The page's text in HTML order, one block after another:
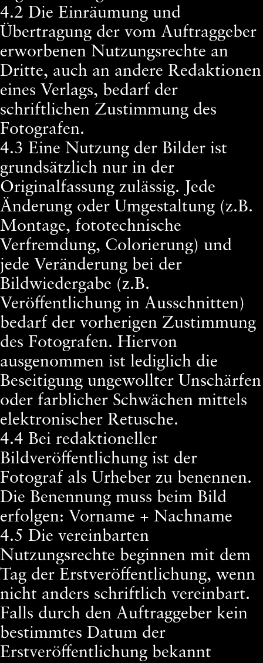
4.2 Die Einräumung und
Übertragung der vom Auftraggeber
erworbenen Nutzungsrechte an
Dritte, auch an andere Redaktionen
eines Verlags, bedarf der
schriftlichen Zustimmung des
Fotografen.
4.3 Eine Nutzung der Bilder ist
grundsätzlich nur in der
Originalfassung zulässig. Jede
Änderung oder Umgestaltung (z.B.
Montage, fototechnische
Verfremdung, Colorierung) und
jede Veränderung bei der
Bildwiedergabe (z.B.
Veröffentlichung in Ausschnitten)
bedarf der vorherigen Zustimmung
des Fotografen. Hiervon
ausgenommen ist lediglich die
Beseitigung ungewollter Unschärfen
oder farblicher Schwächen mittels
elektronischer Retusche.
4.4 Bei redaktioneller
Bildveröffentlichung ist der
Fotograf als Urheber zu benennen.
Die Benennung muss beim Bild
erfolgen: Vorname + Nachname
4.5 Die vereinbarten
Nutzungsrechte beginnen mit dem
Tag der Erstveröffentlichung, wenn
nicht anders schriftlich vereinbart.
Falls durch den Auftraggeber kein
bestimmtes Datum der
Erstveröffentlichung bekannt